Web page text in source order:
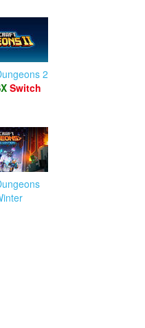
2
Switch